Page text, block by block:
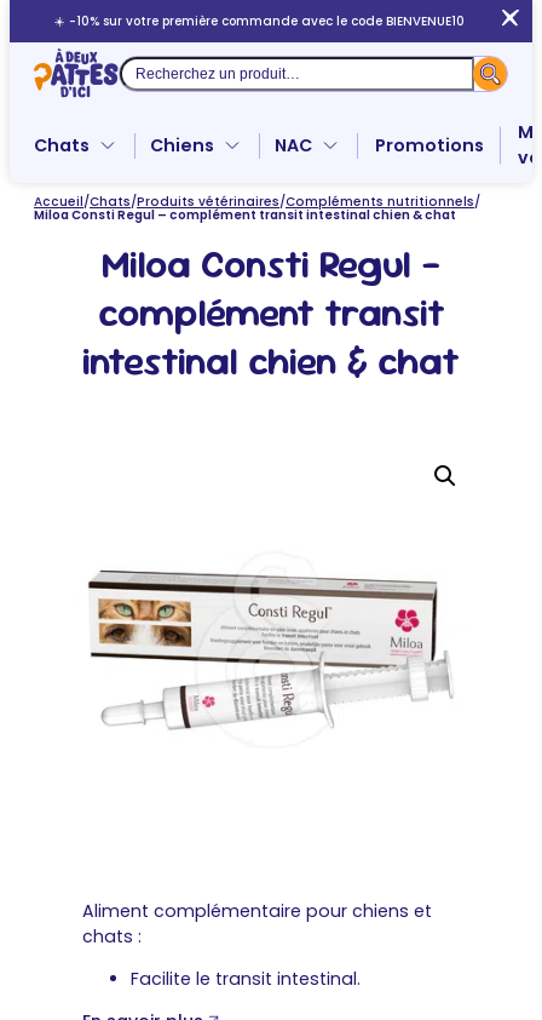
au
contenu
☀️ -10% sur votre première commande avec le code BIENVENUE10
Recherche
Chats Chiens NAC Promotions
Accueil/Chats/Produits vétérinaires/Compléments nutritionnels/
Miloa Consti Regul – complément transit intestinal chien & chat
Miloa Consti Regul –
complément transit
intestinal chien & chat
Aliment complémentaire pour chiens et
chats :
Facilite le transit intestinal.